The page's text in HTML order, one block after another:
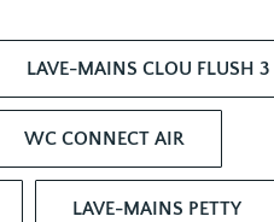
LAVE-MAINS CLOU FLUSH 3
WC CONNECT AIR
LAVE-MAINS PETTY